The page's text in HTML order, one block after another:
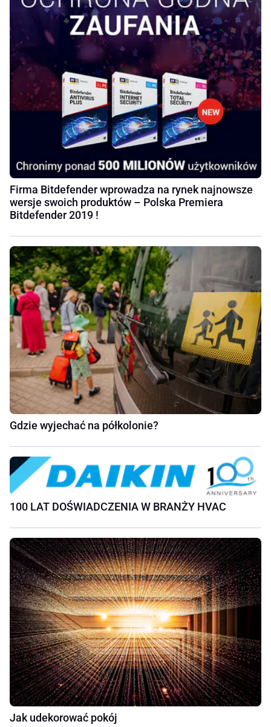
Firma Bitdefender wprowadza na rynek najnowsze
wersje swoich produktów – Polska Premiera
Bitdefender 2019 !
Gdzie wyjechać na półkolonie?
100 LAT DOŚWIADCZENIA W BRANŻY HVAC
Jak udekorować pokój